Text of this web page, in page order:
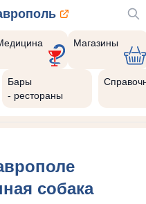
Магазины
Бары
- рестораны
собака